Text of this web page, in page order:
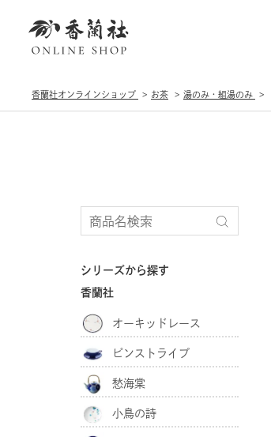
香蘭社オンラインショップ お茶 湯のみ・組湯のみ
シリーズから探す
香蘭社
オーキッドレース
ピンストライプ
愁海棠
小鳥の詩